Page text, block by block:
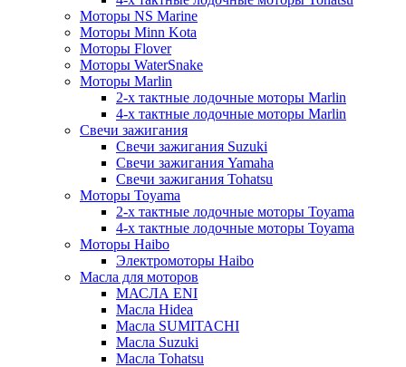
Моторы NS Marine
Моторы Minn Kota
Моторы Flover
Моторы WaterSnake
Моторы Marlin
2-х тактные лодочные моторы Marlin
4-х тактные лодочные моторы Marlin
Свечи зажигания
Свечи зажигания Suzuki
Свечи зажигания Yamaha
Свечи зажигания Tohatsu
Моторы Toyama
2-х тактные лодочные моторы Toyama
4-х тактные лодочные моторы Toyama
Моторы Haibo
Электромоторы Haibo
Масла для моторов
МАСЛА ENI
Масла Hidea
Масла SUMITACHI
Масла Suzuki
Масла Tohatsu